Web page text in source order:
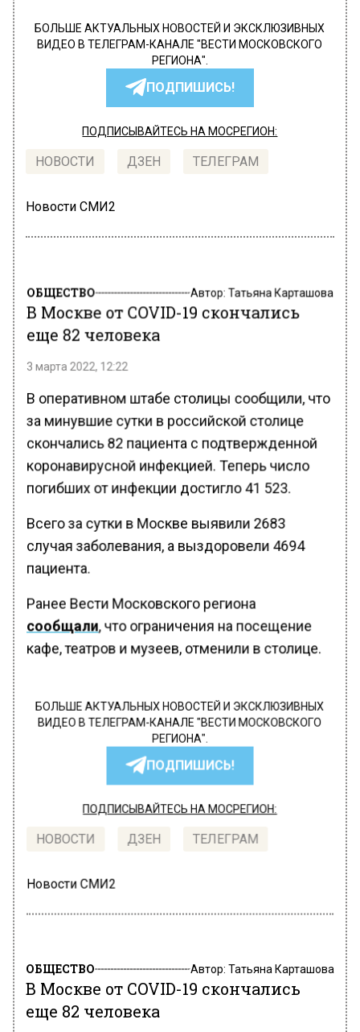
БОЛЬШЕ АКТУАЛЬНЫХ НОВОСТЕЙ И ЭКСКЛЮЗИВНЫХ
ВИДЕО В ТЕЛЕГРАМ-КАНАЛЕ "ВЕСТИ МОСКОВСКОГО
РЕГИОНА".
ПОДПИШИСЬ!
ПОДПИСЫВАЙТЕСЬ НА МОСРЕГИОН:
НОВОСТИ ДЗЕН ТЕЛЕГРАМ
Новости СМИ2
ОБЩЕСТВО Автор: Татьяна Карташова
В Москве от COVID-19 скончались
еще 82 человека
3 марта 2022, 12:22
В оперативном штабе столицы сообщили, что
за минувшие сутки в российской столице
скончались 82 пациента с подтвержденной
коронавирусной инфекцией. Теперь число
погибших от инфекции достигло 41 523.
Всего за сутки в Москве выявили 2683
случая заболевания, а выздоровели 4694
пациента.
Ранее Вести Московского региона
сообщали, что ограничения на посещение
кафе, театров и музеев, отменили в столице.
БОЛЬШЕ АКТУАЛЬНЫХ НОВОСТЕЙ И ЭКСКЛЮЗИВНЫХ
ВИДЕО В ТЕЛЕГРАМ-КАНАЛЕ "ВЕСТИ МОСКОВСКОГО
РЕГИОНА".
ПОДПИШИСЬ!
ПОДПИСЫВАЙТЕСЬ НА МОСРЕГИОН:
НОВОСТИ ДЗЕН ТЕЛЕГРАМ
Новости СМИ2
ОБЩЕСТВО Автор: Татьяна Карташова
В Москве от COVID-19 скончались
еще 82 человека